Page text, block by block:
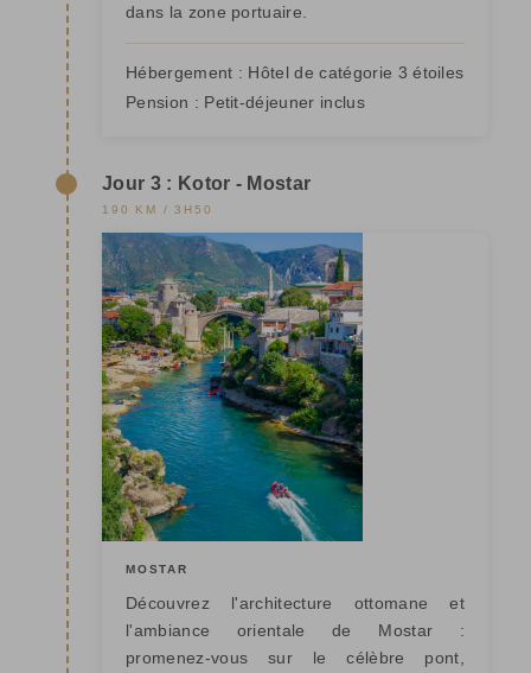
dans la zone portuaire.
Hébergement : Hôtel de catégorie 3 étoiles
Pension : Petit-déjeuner inclus
Jour 3 : Kotor - Mostar
190 KM / 3H50
MOSTAR
Découvrez l'architecture ottomane et
l'ambiance orientale de Mostar :
promenez-vous sur le célèbre pont,